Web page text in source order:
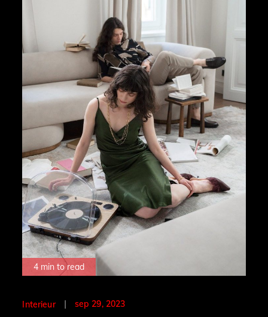
4 min to read
Interieur
Posted
sep 29, 2023